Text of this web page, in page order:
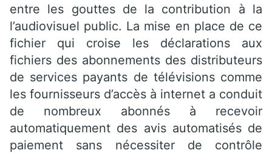
entre les gouttes de la contribution à la
l’audiovisuel public. La mise en place de ce
fichier qui croise les déclarations aux
fichiers des abonnements des distributeurs
de services payants de télévisions comme
les fournisseurs d’accès à internet a conduit
de nombreux abonnés à recevoir
automatiquement des avis automatisés de
paiement sans nécessiter de contrôle